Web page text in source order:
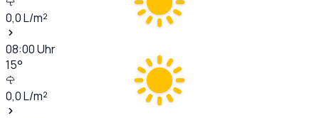
0,0L/m²
08:00Uhr
15°
0,0L/m²